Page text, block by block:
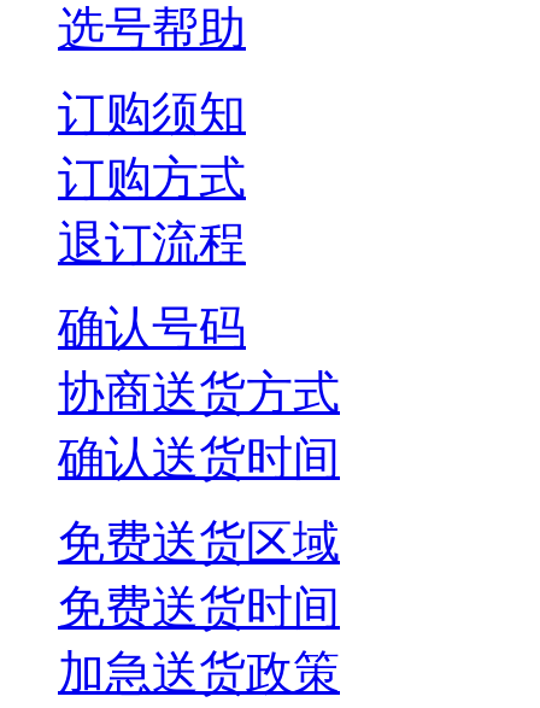
选号帮助
订购须知
订购方式
退订流程
确认号码
协商送货方式
确认送货时间
免费送货区域
免费送货时间
加急送货政策